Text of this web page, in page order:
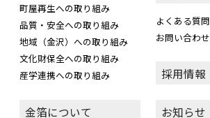
町屋再生への取り組み
品質・安全への取り組み
地域（金沢）への取り組み
文化財保全への取り組み
産学連携への取り組み
金箔について
よくある質問
お問い合わせ
採用情報
お知らせ